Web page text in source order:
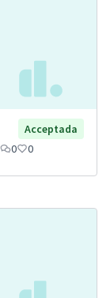
Acceptada
0 0